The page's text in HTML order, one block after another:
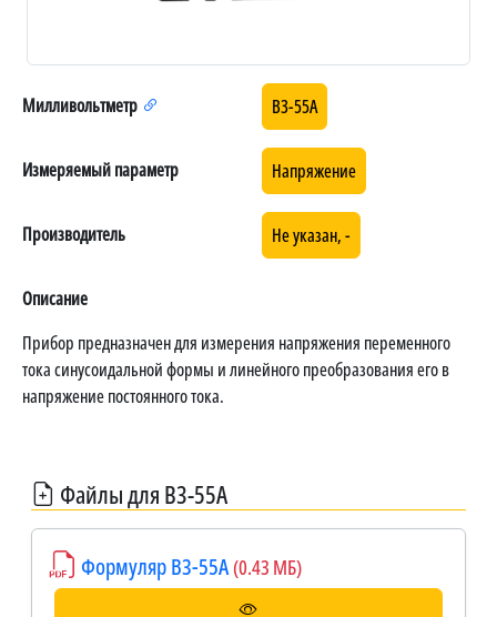
Милливольтметр В3-55А
Измеряемый параметр Напряжение
Производитель Не указан, -
Описание
Прибор предназначен для измерения напряжения переменного
тока синусоидальной формы и линейного преобразования его в
напряжение постоянного тока.
Файлы для В3-55А
Формуляр В3-55А(0.43 МБ)